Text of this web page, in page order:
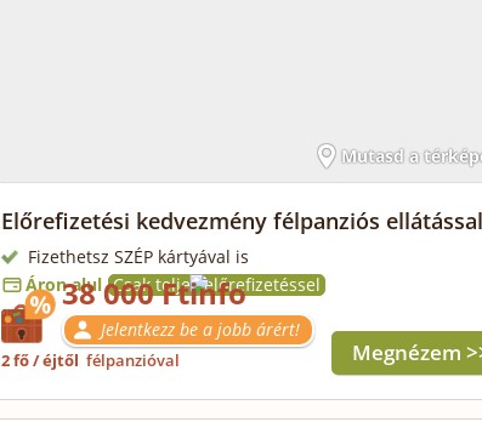
Mutasd a
Előrefizetési kedvezmény félpanziós ellátással
Fizethetsz SZÉP kártyával is
Áron alul Csak teljes előrefizetéssel
38 000 Ft
Jelentkezz be a jobb árért!
2 fő / éjtől félpanzióval Megnézem